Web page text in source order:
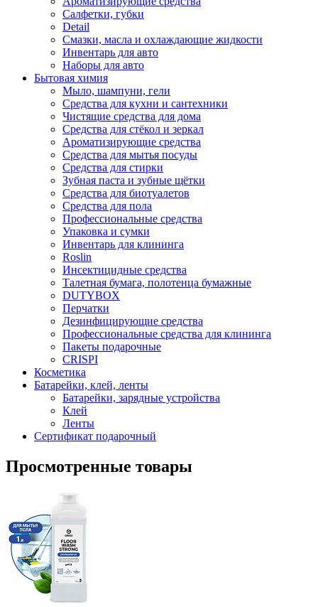
Салфетки, губки
Detail
Смазки, масла и охлаждающие жидкости
Инвентарь для авто
Наборы для авто
Бытовая химия
Мыло, шампуни, гели
Средства для кухни и сантехники
Чистящие средства для дома
Средства для стёкол и зеркал
Ароматизирующие средства
Средства для мытья посуды
Средства для стирки
Зубная паста и зубные щётки
Средства для биотуалетов
Средства для пола
Профессиональные средства
Упаковка и сумки
Инвентарь для клининга
Roslin
Инсектицидные средства
Талетная бумага, полотенца бумажные
DUTYBOX
Перчатки
Дезинфицирующие средства
Профессиональные средства для клининга
Пакеты подарочные
CRISPI
Косметика
Батарейки, клей, ленты
Батарейки, зарядные устройства
Клей
Ленты
Сертификат подарочный
Просмотренные товары